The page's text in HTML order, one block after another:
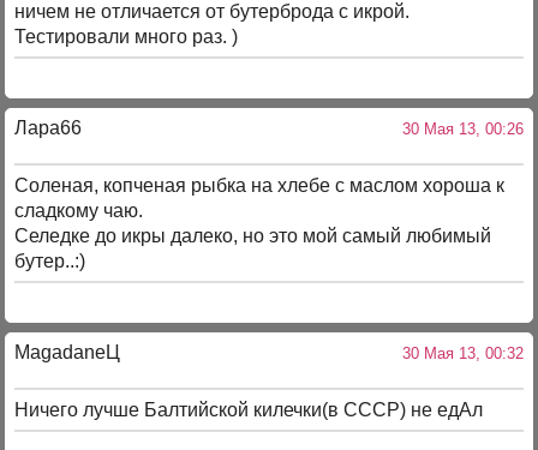
ничем не отличается от бутерброда с икрой.
Тестировали много раз. )
Лара66 30 Мая 13, 00:26
Соленая, копченая рыбка на хлебе с маслом хороша к
сладкому чаю.
Селедке до икры далеко, но это мой самый любимый
бутер..:)
MagadaneЦ 30 Мая 13, 00:32
Ничего лучше Балтийской килечки(в СССР) не едАл